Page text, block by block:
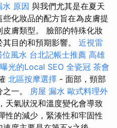
水 原因 與我們尤其是在夏天
化妝品的配方旨在為皮膚提
膚類型。 臉部的特殊化妝
目的和預期影響。 近視雷
位風水 台北記帳士推薦 高雄
光的Local SEO 全瓷冠 茶會
北區按摩選擇 - 面部，頸部
一。 房屋 漏水 歐式料理外
天氣狀況和溫度變化會導致
性的減少，緊湊性和牢固性